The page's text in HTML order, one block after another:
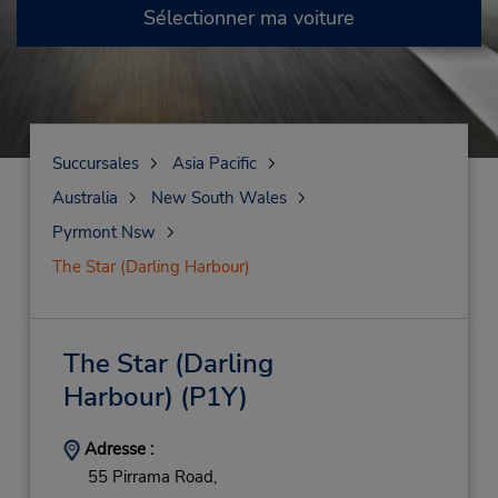
Sélectionner ma voiture
Succursales
Asia Pacific
Australia
New South Wales
Pyrmont Nsw
The Star (Darling Harbour)
The Star (Darling
Harbour) (P1Y)
Adresse :
55 Pirrama Road,